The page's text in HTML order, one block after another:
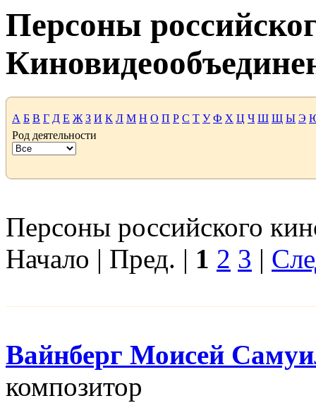
Персоны
А Б В Г Д Е Ж З И К Л М Н О П Р С Т У Ф Х Ц Ч Ш Щ Ы Э
Род деятельности
Персоны российского
Начало | Пред. | 1 2 3 |
Вайнберг Моисей
композитор